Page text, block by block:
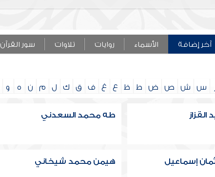
آخر إضافة الأسماء روايات تلاوات سور القرآن
س ش ص ض ط ظ ع غ ف ق ك ل م ن ه و
طه محمد السعدني
إسماعيل هيمن محمد شيخاني